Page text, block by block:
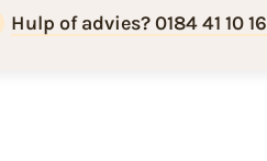
Hulp of advies? 0184 41 10 16